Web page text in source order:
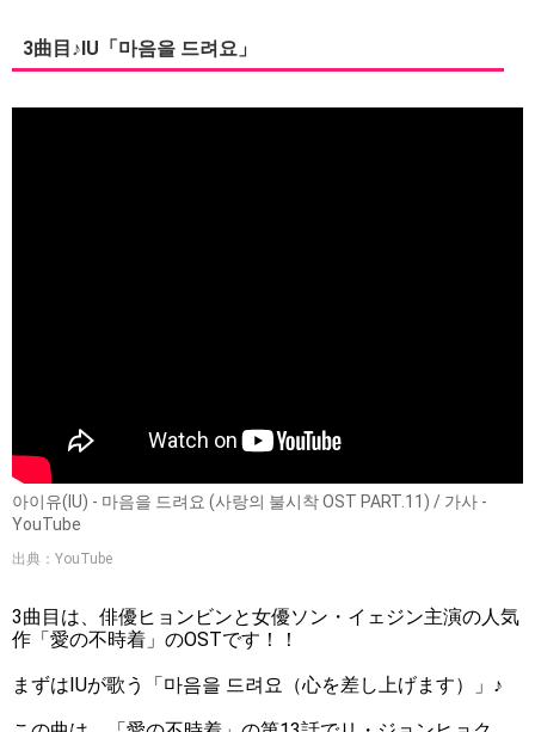
3曲目♪IU「마음을 드려요」
아이유(IU) - 마음을 드려요 (사랑의 불시착 OST PART.11) / 가사 -
YouTube
出典：YouTube
3曲目は、俳優ヒョンビンと女優ソン・イェジン主演の人気
作「愛の不時着」のOSTです！！
まずはIUが歌う「마음을 드려요（心を差し上げます）」♪